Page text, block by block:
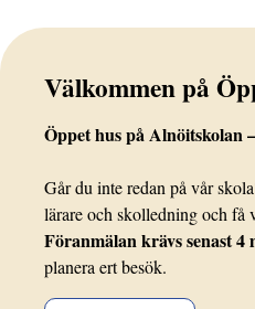
Välkommen på
Öppet hus på Alnöitskolan
Går du inte redan på vår
lärare och skolledning och få
Föranmälan krävs senast 4
planera ert besök.